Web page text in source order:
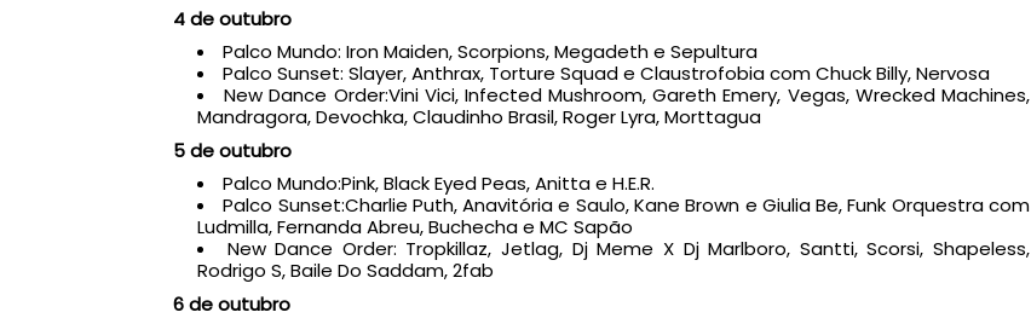
4 de outubro
Palco Mundo: Iron Maiden, Scorpions, Megadeth e Sepultura
Palco Sunset: Slayer, Anthrax, Torture Squad e Claustrofobia com Chuck Billy, Nervosa
New Dance Order:Vini Vici, Infected Mushroom, Gareth Emery, Vegas, Wrecked Machines,
Mandragora, Devochka, Claudinho Brasil, Roger Lyra, Morttagua
5 de outubro
Palco Mundo:Pink, Black Eyed Peas, Anitta e H.E.R.
Palco Sunset:Charlie Puth, Anavitória e Saulo, Kane Brown e Giulia Be, Funk Orquestra com
Ludmilla, Fernanda Abreu, Buchecha e MC Sapão
New Dance Order: Tropkillaz, Jetlag, Dj Meme X Dj Marlboro, Santti, Scorsi, Shapeless,
Rodrigo S, Baile Do Saddam, 2fab
6 de outubro